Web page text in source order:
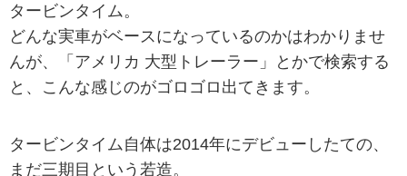
タービンタイム。
どんな実車がベースになっているのかはわかりませ
んが、「アメリカ 大型トレーラー」とかで検索する
と、こんな感じのがゴロゴロ出てきます。
タービンタイム自体は2014年にデビューしたての、
まだ三期目という若造。